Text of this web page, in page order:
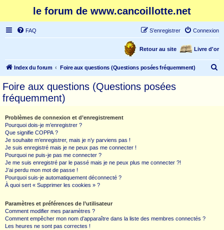
le forum de www.cancoillotte.net
FAQ Connexion
S’enregistrer
Livre d'or
Retour au site
Index du forum Foire aux questions (Questions posées fréquemment)
Foire aux questions (Questions posées
fréquemment)
Problèmes de connexion et d’enregistrement
Pourquoi dois-je m’enregistrer ?
Que signifie COPPA ?
Je souhaite m’enregistrer, mais je n’y parviens pas !
Je suis enregistré mais je ne peux pas me connecter !
Pourquoi ne puis-je pas me connecter ?
Je me suis enregistré par le passé mais je ne peux plus me connecter ?!
J’ai perdu mon mot de passe !
Pourquoi suis-je automatiquement déconnecté ?
À quoi sert « Supprimer les cookies » ?
Paramètres et préférences de l’utilisateur
Comment modifier mes paramètres ?
Comment empêcher mon nom d’apparaître dans la liste des membres connectés ?
Les heures ne sont pas correctes !